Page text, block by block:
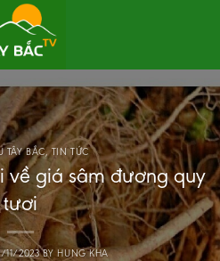
TÂY BẮC,TIN TỨC
về giá sâm đương quy
tươi
11/2023BY HUNG KHA